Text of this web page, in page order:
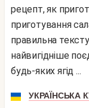
рецепт, як
приготування
правильна
найвигідніше
будь-яких ягід ...
УКРАЇНСЬКА